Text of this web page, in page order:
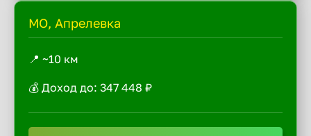
МО, Апрелевка
📍 ~10 км
💰 Доход до: 347 448 ₽